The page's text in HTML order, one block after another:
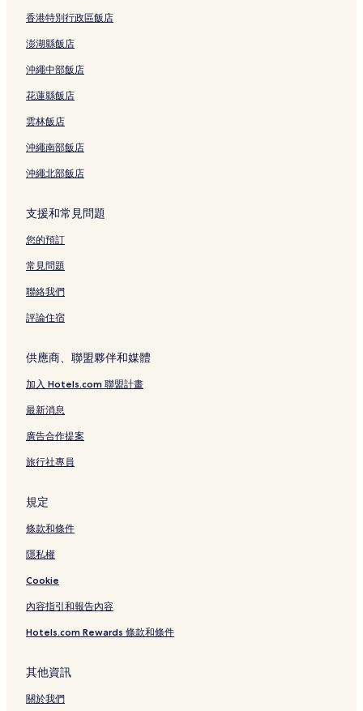
香港特別行政區飯店
澎湖縣飯店
沖繩中部飯店
花蓮縣飯店
雲林飯店
沖繩南部飯店
沖繩北部飯店
支援和常見問題
您的預訂
常見問題
聯絡我們
評論住宿
供應商、聯盟夥伴和媒體
加入 Hotels.com 聯盟計畫
最新消息
廣告合作提案
旅行社專員
規定
條款和條件
隱私權
Cookie
內容指引和報告內容
Hotels.com Rewards 條款和條件
其他資訊
關於我們